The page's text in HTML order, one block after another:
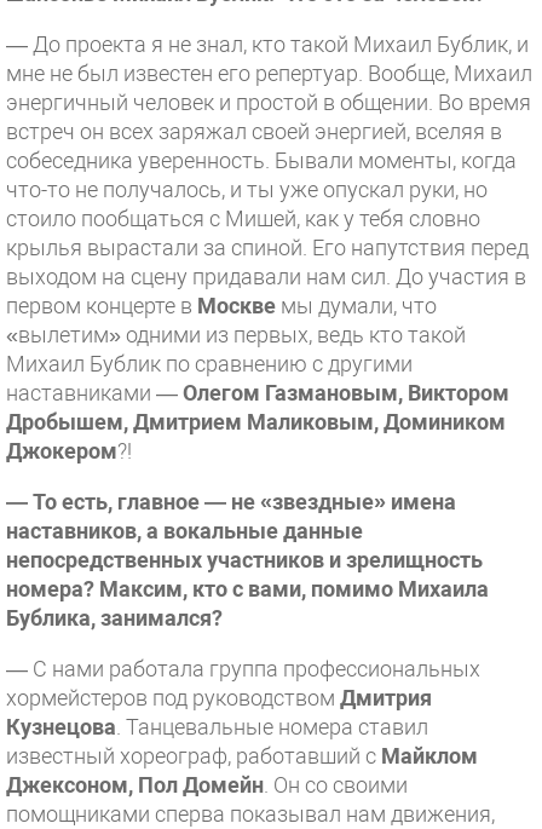
— До проекта я не знал, кто такой Михаил Бублик, и
мне не был известен его репертуар. Вообще, Михаил
энергичный человек и простой в общении. Во время
встреч он всех заряжал своей энергией, вселяя в
собеседника уверенность. Бывали моменты, когда
что-то не получалось, и ты уже опускал руки, но
стоило пообщаться с Мишей, как у тебя словно
крылья вырастали за спиной. Его напутствия перед
выходом на сцену придавали нам сил. До участия в
первом концерте в Москве мы думали, что
«вылетим» одними из первых, ведь кто такой
Михаил Бублик по сравнению с другими
наставниками —Олегом Газмановым, Виктором
Дробышем, Дмитрием Маликовым, Домиником
Джокером?!
— То есть, главное — не «звездные» имена
наставников, а вокальные данные
непосредственных участников и зрелищность
номера? Максим, кто с вами, помимо Михаила
Бублика, занимался?
— С нами работала группа профессиональных
хормейстеров под руководством Дмитрия
Кузнецова . Танцевальные номера ставил
известный хореограф, работавший с Майклом
Джексоном, Пол Домейн . Он со своими
помощниками сперва показывал нам движения,